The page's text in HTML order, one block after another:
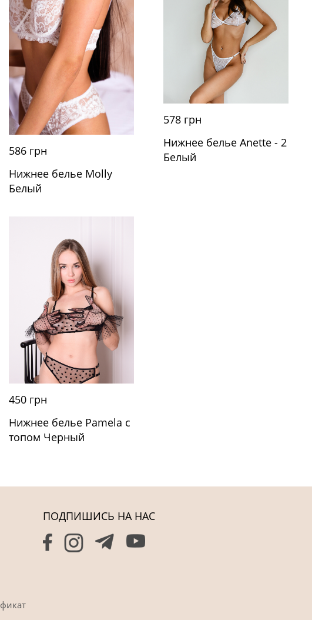
586 грн
Нижнее белье Molly
Белый
578 грн
Нижнее белье Anette - 2
Белый
450 грн
Нижнее белье Pamela с
топом Черный
ПОДПИШИСЬ НА НАС